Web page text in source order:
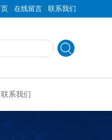
| 在线留言 | 联系我们
联系我们